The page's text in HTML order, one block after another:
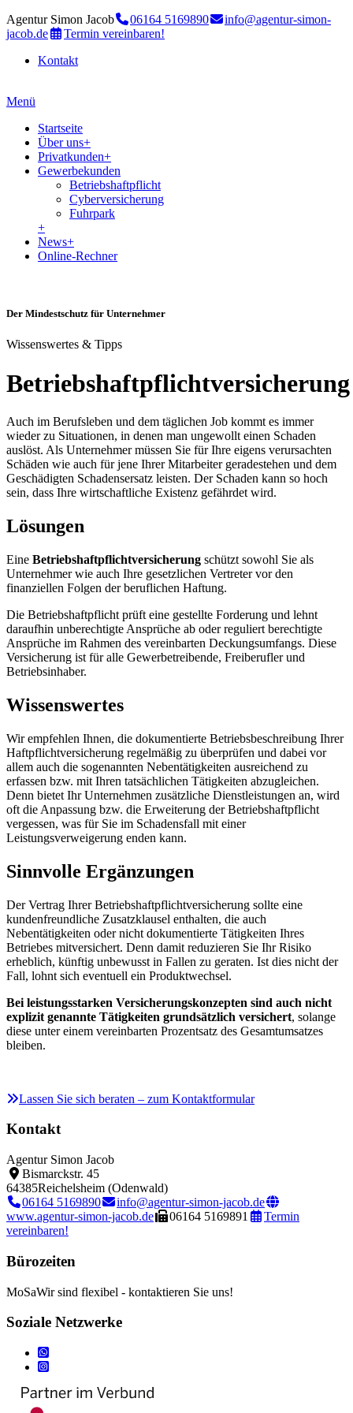
Agentur Simon Jacob 06164 5169890
info@agentur-simon-
jacob.de
Termin vereinbaren!
Kontakt
Menü
Startseite
Über uns+
Privatkunden+
Gewerbekunden
Betriebshaftpflicht
Cyberversicherung
Fuhrpark
+
News+
Online-Rechner
Der Mindestschutz für Unternehmer
Wissenswertes & Tipps
Betriebshaftpflichtversicherung
Auch im Berufsleben und dem täglichen Job kommt es immer
wieder zu Situationen, in denen man ungewollt einen Schaden
auslöst. Als Unternehmer müssen Sie für Ihre eigens verursachten
Schäden wie auch für jene Ihrer Mitarbeiter geradestehen und dem
Geschädigten Schadensersatz leisten. Der Schaden kann so hoch
sein, dass Ihre wirtschaftliche Existenz gefährdet wird.
Lösungen
Eine Betriebshaftpflichtversicherung schützt sowohl Sie als
Unternehmer wie auch Ihre gesetzlichen Vertreter vor den
finanziellen Folgen der beruflichen Haftung.
Die Betriebshaftpflicht prüft eine gestellte Forderung und lehnt
daraufhin unberechtigte Ansprüche ab oder reguliert berechtigte
Ansprüche im Rahmen des vereinbarten Deckungsumfangs. Diese
Versicherung ist für alle Gewerbetreibende, Freiberufler und
Betriebsinhaber.
Wissenswertes
Wir empfehlen Ihnen, die dokumentierte Betriebsbeschreibung Ihrer
Haftpflichtversicherung regelmäßig zu überprüfen und dabei vor
allem auch die sogenannten Nebentätigkeiten ausreichend zu
erfassen bzw. mit Ihren tatsächlichen Tätigkeiten abzugleichen.
Denn bietet Ihr Unternehmen zusätzliche Dienstleistungen an, wird
oft die Anpassung bzw. die Erweiterung der Betriebshaftpflicht
vergessen, was für Sie im Schadensfall mit einer
Leistungsverweigerung enden kann.
Sinnvolle Ergänzungen
Der Vertrag Ihrer Betriebshaftpflichtversicherung sollte eine
kundenfreundliche Zusatzklausel enthalten, die auch
Nebentätigkeiten oder nicht dokumentierte Tätigkeiten Ihres
Betriebes mitversichert. Denn damit reduzieren Sie Ihr Risiko
erheblich, künftig unbewusst in Fallen zu geraten. Ist dies nicht der
Fall, lohnt sich eventuell ein Produktwechsel.
Bei leistungsstarken Versicherungskonzepten sind auch nicht
explizit genannte Tätigkeiten grundsätzlich versichert, solange
diese unter einem vereinbarten Prozentsatz des Gesamtumsatzes
bleiben.
Lassen Sie sich beraten – zum Kontaktformular
Kontakt
Agentur Simon Jacob
Bismarckstr. 45
64385Reichelsheim (Odenwald)
06164 5169890
info@agentur-simon-jacob.de
www.agentur-simon-jacob.de
06164 5169891
Termin
vereinbaren!
Bürozeiten
MoSaWir sind flexibel - kontaktieren Sie uns!
Soziale Netzwerke